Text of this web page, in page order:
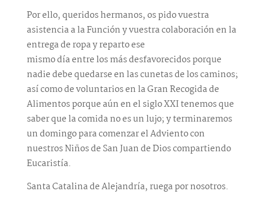
Por ello, queridos hermanos, os pido vuestra
asistencia a la Función y vuestra colaboración en la
entrega de ropa y reparto ese
mismo día entre los más desfavorecidos porque
nadie debe quedarse en las cunetas de los caminos;
así como de voluntarios en la Gran Recogida de
Alimentos porque aún en el siglo XXI tenemos que
saber que la comida no es un lujo; y terminaremos
un domingo para comenzar el Adviento con
nuestros Niños de San Juan de Dios compartiendo
Eucaristía.
Santa Catalina de Alejandría, ruega por nosotros.